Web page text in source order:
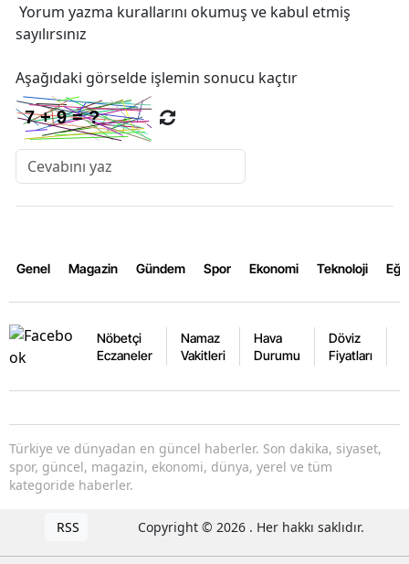
Yorum yazma kurallarını okumuş ve kabul etmiş
sayılırsınız
Aşağıdaki görselde işlemin sonucu kaçtır
Genel Magazin Gündem Spor Ekonomi Teknoloji
Nöbetçi
Eczaneler
Namaz
Vakitleri
Hava
Durumu
Döviz
Fiyatları
Türkiye ve dünyadan en güncel haberler. Son dakika, siyaset,
spor, güncel, magazin, ekonomi, dünya, yerel ve tüm
kategoride haberler.
RSS Copyright © 2026 . Her hakkı saklıdır.